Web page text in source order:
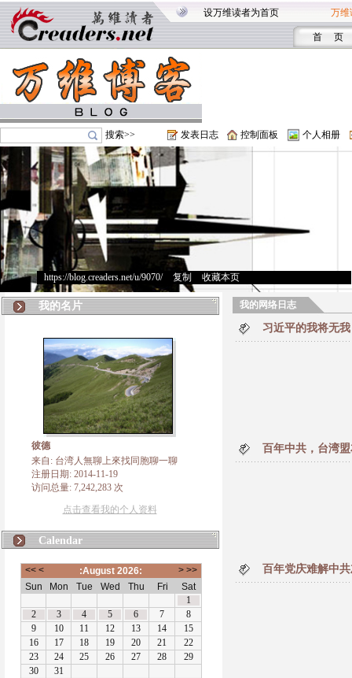
设万维读者为首页 万维
首 页
搜索>> 发表日志 控制面板 个人相册
https://blog.creaders.net/u/9070/> 复制 收藏本页
我的名片
彼德
来自: 台湾人無聊上來找同胞聊一聊
注册日期: 2014-11-19
访问总量: 7,242,283 次
点击查看我的个人资料
Calendar
我的网络日志
习近平的我将无
百年中共，台湾
百年党庆难解中